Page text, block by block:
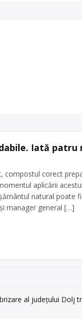
Iată
compostul corect
aplicării
natural poate
manager general […]
al judeţului Dolj